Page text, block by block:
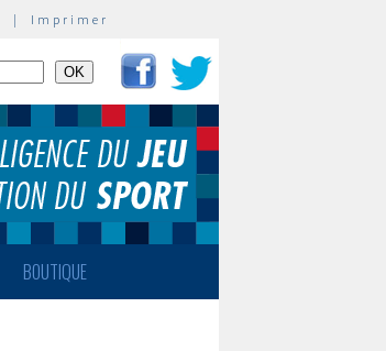
| Imprimer
BOUTIQUE